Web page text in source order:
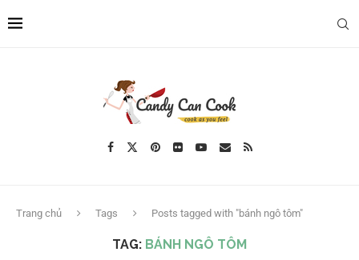
Trang chủ Tags Posts tagged with "bánh ngô tôm"
TAG: BÁNH NGÔ TÔM